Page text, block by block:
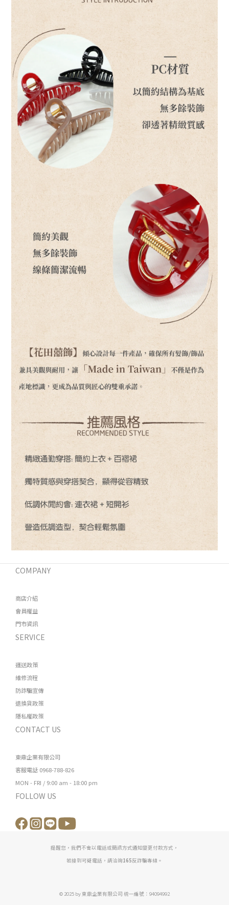
COMPANY
商店介紹
會員權益
門市資訊
SERVICE
運送政策
維修流程
防詐騙宣傳
退換貨政策
隱私權政策
CONTACT US
東鼎企業有限公司
客服電話 0968-788-826
MON - FRI / 9:00 am - 18:00 pm
FOLLOW US
提醒您，我們不會以電話或簡訊方式通知變更付款方式，
若接到可疑電話，請洽詢165反詐騙專線。
© 2025 by 東鼎企業有限公司 統一編號：94094992